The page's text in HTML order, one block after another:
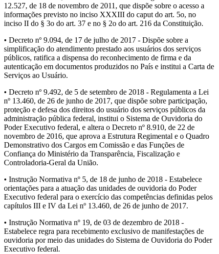
12.527, de 18 de novembro de 2011, que dispõe sobre o acesso a
informações previsto no inciso XXXIII do caput do art. 5o, no
inciso II do § 3o do art. 37 e no § 2o do art. 216 da Constituição.
• Decreto nº 9.094, de 17 de julho de 2017 - Dispõe sobre a
simplificação do atendimento prestado aos usuários dos serviços
públicos, ratifica a dispensa do reconhecimento de firma e da
autenticação em documentos produzidos no País e institui a Carta de
Serviços ao Usuário.
• Decreto nº 9.492, de 5 de setembro de 2018 - Regulamenta a Lei
nº 13.460, de 26 de junho de 2017, que dispõe sobre participação,
proteção e defesa dos direitos do usuário dos serviços públicos da
administração pública federal, institui o Sistema de Ouvidoria do
Poder Executivo federal, e altera o Decreto nº 8.910, de 22 de
novembro de 2016, que aprova a Estrutura Regimental e o Quadro
Demonstrativo dos Cargos em Comissão e das Funções de
Confiança do Ministério da Transparência, Fiscalização e
Controladoria-Geral da União.
• Instrução Normativa nº 5, de 18 de junho de 2018 - Estabelece
orientações para a atuação das unidades de ouvidoria do Poder
Executivo federal para o exercício das competências definidas pelos
capítulos III e IV da Lei nº 13.460, de 26 de junho de 2017.
• Instrução Normativa nº 19, de 03 de dezembro de 2018 -
Estabelece regra para recebimento exclusivo de manifestações de
ouvidoria por meio das unidades do Sistema de Ouvidoria do Poder
Executivo federal.